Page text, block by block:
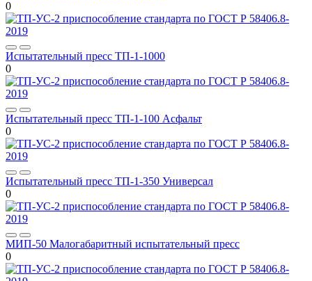
0
Испытательный пресс ТП-1-1000
0
Испытательный пресс ТП-1-100 Асфальт
0
Испытательный пресс ТП-1-350 Универсал
0
МИП-50 Малогабаритный испытательный пресс
0